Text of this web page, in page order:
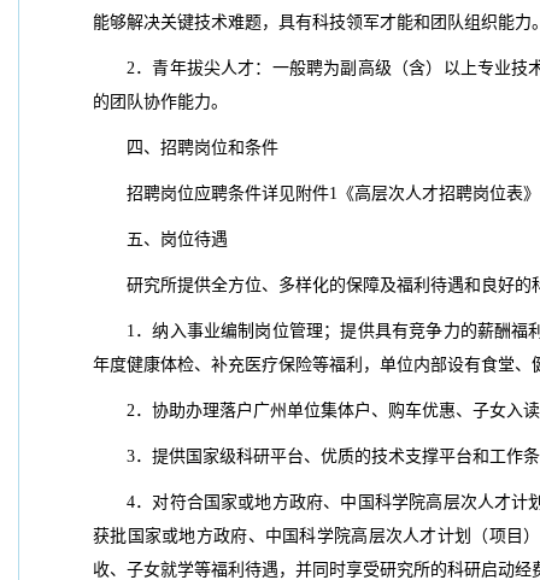
能够解决关键技术难题，具有科技领军才能和团队组织能力
2．青年拔尖人才：一般聘为副高级（含）以上专业
的团队协作能力。
四、招聘岗位和条件
招聘岗位应聘条件详见附件1《高层次人才招聘岗位表
五、岗位待遇
研究所提供全方位、多样化的保障及福利待遇和良好的
1．纳入事业编制岗位管理；提供具有竞争力的薪酬
年度健康体检、补充医疗保险等福利，单位内部设有食堂
2．协助办理落户广州单位集体户、购车优惠、子女入
3．提供国家级科研平台、优质的技术支撑平台和工作
4．对符合国家或地方政府、中国科学院高层次人才
获批国家或地方政府、中国科学院高层次人才计划（项目
收、子女就学等福利待遇，并同时享受研究所的科研启动